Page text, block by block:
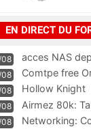
EN DIRECT DU
acces NAS
Comtpe free
Hollow Knight
Airmez 80k:
Technologie
Networking: